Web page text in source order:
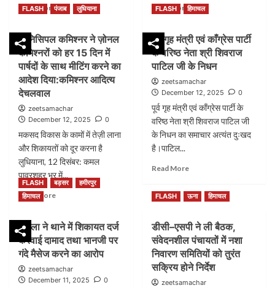
Read MoreRead
more
किड
बड्स
पब्लिक
स्कूल
रुचिका
शर्मा
का
निधन
हो
गया
Read MoreRead
more
पंजाब
सरकार
ने
8
अधिकारियों
का
ट्रांसफर
किया
नई
की
है
FLASH पंजाब लुधियाना
म्युनिसिपल कमिश्नर ने ज़ोनल
कमिश्नरों को हर 15 दिन में
पार्षदों के साथ मीटिंग करने का
आदेश दिया:कमिश्नर आदित्य
देचलवाल
zeetsamachar
December 12, 2025
0
मकसद विकास के कामों में तेज़ी लाना
और शिकायतों को दूर करना है
लुधियाना, 12 दिसंबर: कमल
पावरशहर भर में...
Read MoreRead
म्युनिसिपल
कमिश्नर
ने
कमिश्नरों
FLASH हिमाचल
पूर्व गृह मंत्री एवं काँग्रेस पार्टी
के वरिष्ठ नेता श्री शिवराज
पाटिल जी के निधन
zeetsamachar
December 12, 2025
0
पूर्व गृह मंत्री एवं काँग्रेस पार्टी के
वरिष्ठ नेता श्री शिवराज पाटिल जी
के निधन का समाचार अत्यंत दुःखद
है।पाटिल...
Read MoreRead
about
पूर्व
मंत्री
एवं
काँग्रेस
पार्टी
के
वरिष्ठ
FLASH बड़सर
हमीरपुर
हिमाचल
महिला ने थाने में शिकायत दर्ज
करवाई दामाद तथा भानजी पर
गंदे मैसेज करने का आरोप
zeetsamachar
December 11, 2025
0
FLASH ऊना हिमाचल
डीसी–एसपी ने ली बैठक,
संवेदनशील पंचायतों में नशा
निवारण समितियों को तुरंत
सक्रिय होने निर्देश
zeetsamachar